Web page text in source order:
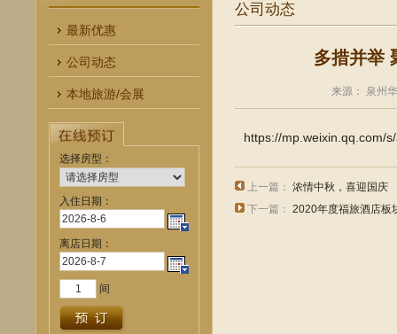
最新优惠
公司动态
本地旅游/会展
选择房型：
入住日期：
离店日期：
间
公司动态
多措并举
来源： 泉州
https://mp.weixin.qq.com/
上一篇： 浓情中秋，喜迎国庆
下一篇： 2020年度福旅酒店